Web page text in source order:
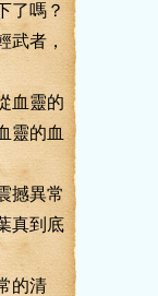
嗎？
者，
血靈的
靈的血
異常
真到底
的清